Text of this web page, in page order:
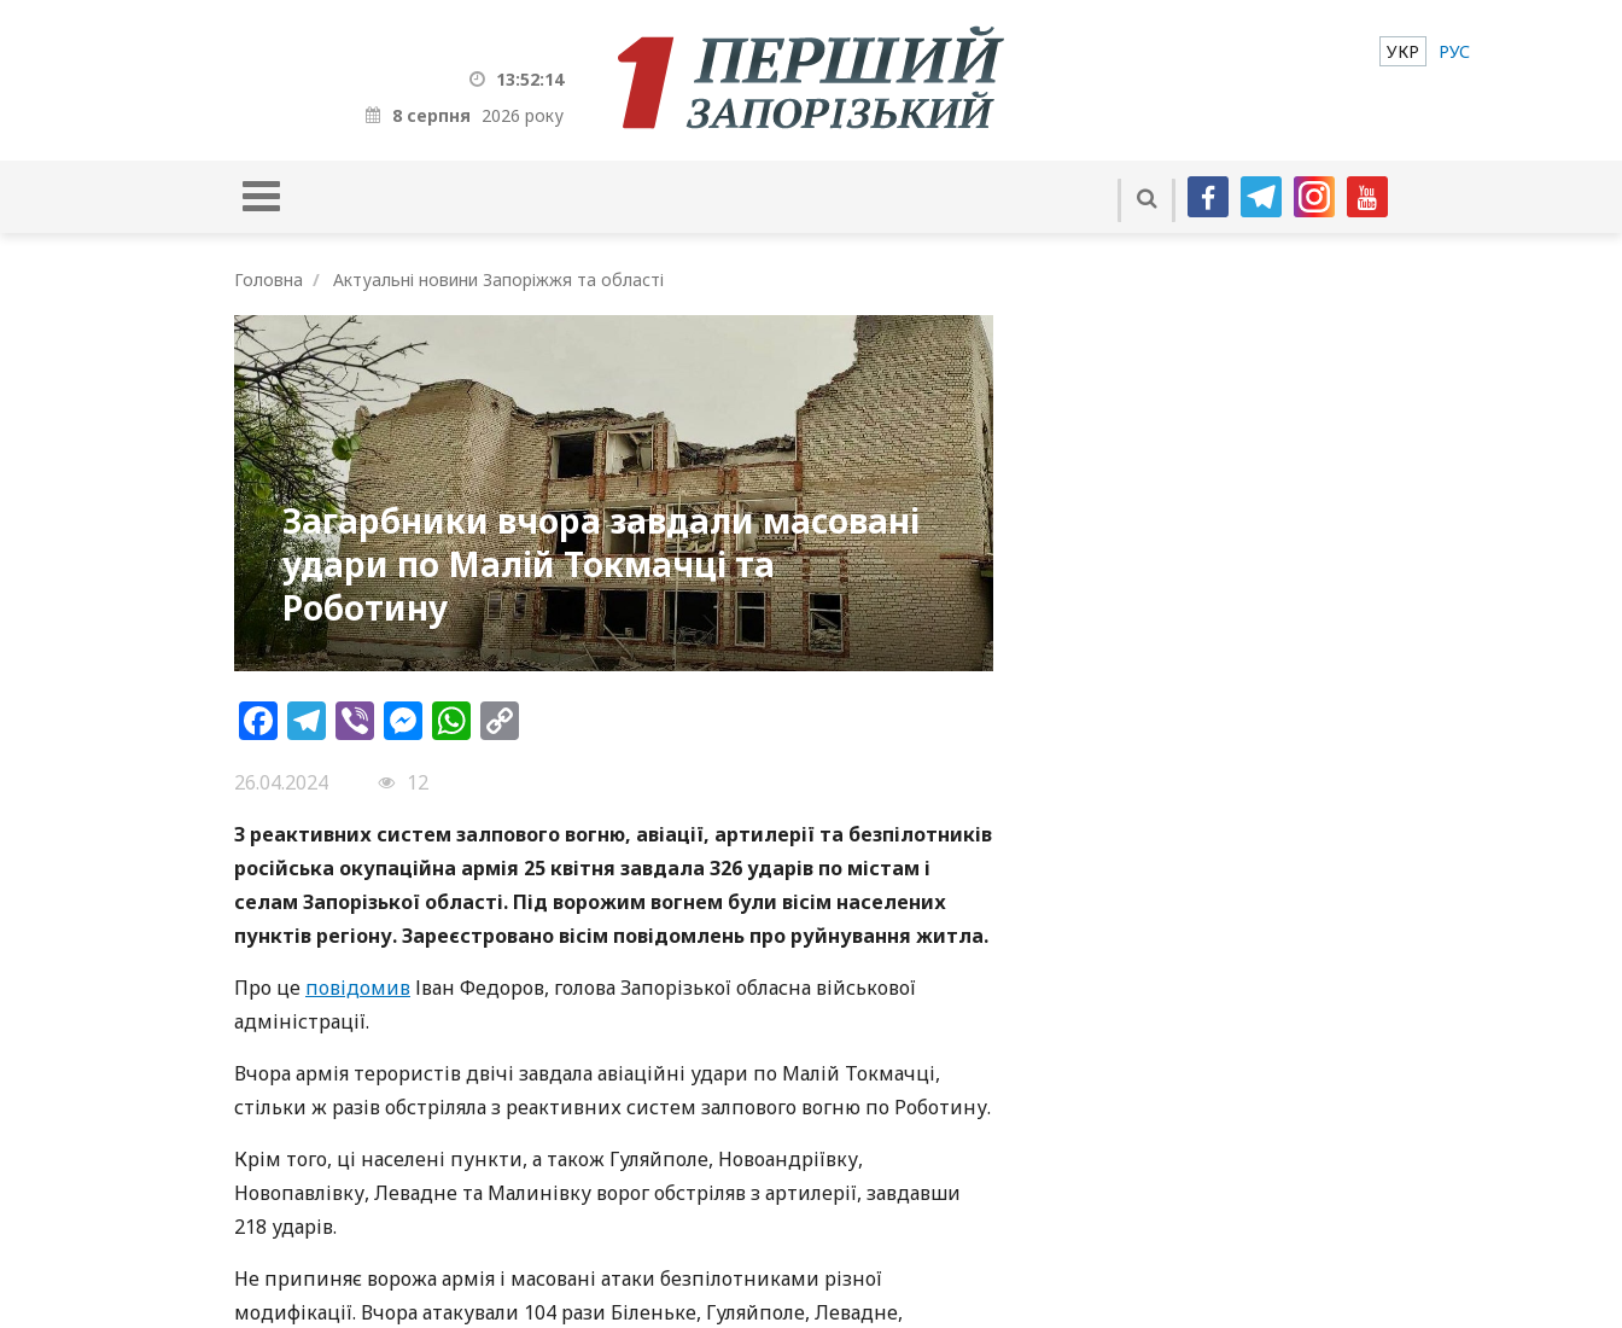
13:52:15
8 серпня 2026 року
УКР РУС
Головна Актуальні новини Запоріжжя та області
Загарбники вчора завдали масовані
удари по Малій Токмачці та
Роботину
Facebook
Telegram
ViberMessenger
WhatsApp
26.04.2024
12
З реактивних систем залпового вогню, авіації, артилерії та безпілотників
російська окупаційна армія 25 квітня завдала 326 ударів по містам і
селам Запорізької області. Під ворожим вогнем були вісім населених
пунктів регіону. Зареєстровано вісім повідомлень про руйнування житла.
Про це повідомив Іван Федоров, голова Запорізької обласна військової
адміністрації.
Вчора армія терористів двічі завдала авіаційні удари по Малій Токмачці,
стільки ж разів обстріляла з реактивних систем залпового вогню по Роботину.
Крім того, ці населені пункти, а також Гуляйполе, Новоандріївку,
Новопавлівку, Левадне та Малинівку ворог обстріляв з артилерії, завдавши
218 ударів.
Не припиняє ворожа армія і масовані атаки безпілотниками різної
модифікації. Вчора атакували 104 рази Біленьке, Гуляйполе, Левадне,